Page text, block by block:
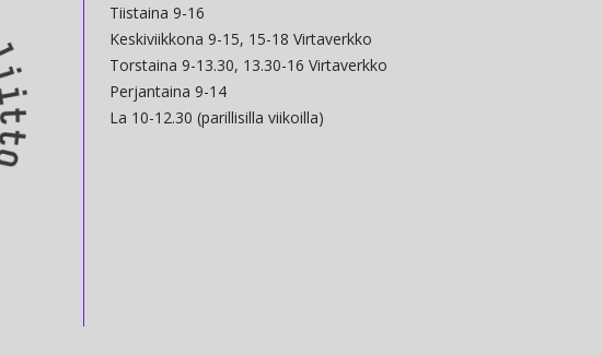
Tiistaina 9-16
Keskiviikkona 9-15, 15-18 Virtaverkko
Torstaina 9-13.30, 13.30-16 Virtaverkko
Perjantaina 9-14
La 10-12.30 (parillisilla viikoilla)